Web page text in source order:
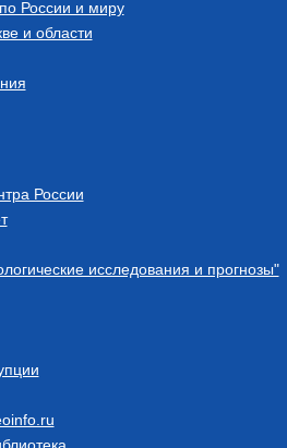
России и миру
и области
России
исследования и прогнозы"